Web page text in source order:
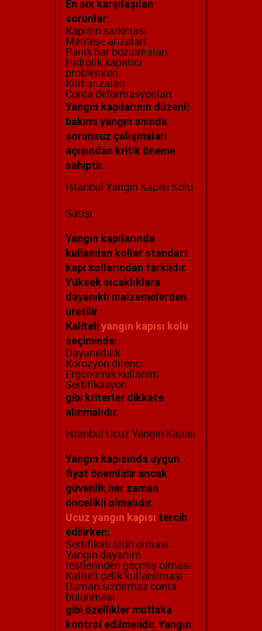
En sık karşılaşılan
sorunlar:
Kapının sarkması
Menteşe arızaları
Panik bar bozulmaları
Hidrolik kapatıcı
problemleri
Kilit arızaları
Conta deformasyonları
Yangın kapılarının düzenli
bakımı yangın anında
sorunsuz çalışmaları
açısından kritik öneme
sahiptir.
İstanbul Yangın Kapısı Kolu
Satışı
Yangın kapılarında
kullanılan kollar standart
kapı kollarından farklıdır.
Yüksek sıcaklıklara
dayanıklı malzemelerden
üretilir.
Kaliteliyangın kapısı kolu
seçiminde:
Dayanıklılık
Korozyon direnci
Ergonomik kullanım
Sertifikasyon
gibi kriterler dikkate
alınmalıdır.
İstanbul Ucuz Yangın Kapısı
Yangın kapısında uygun
fiyat önemlidir ancak
güvenlik her zaman
öncelikli olmalıdır.
Ucuz yangın kapısı tercih
edilirken:
Sertifikalı ürün olması
Yangın dayanım
testlerinden geçmiş olması
Kaliteli çelik kullanılması
Duman sızdırmaz conta
bulunması
gibi özellikler mutlaka
kontrol edilmelidir. Yangın